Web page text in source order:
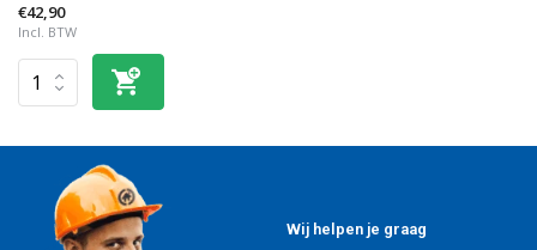
€42,90
Incl. BTW
Wij helpen je graag